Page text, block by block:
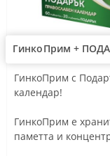
ГинкоПрим +
ГинкоПрим с
календар!
ГинкоПрим е
паметта и
засегнатите
хрущял
на ставите
ставната